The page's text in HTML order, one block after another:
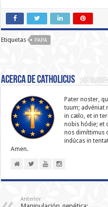
Etiquetas PAPA
Acerca de catholicus
Pater noster,
tuum; advéniat
in cælo, et in
nobis hódie; et
nos dimíttimus
indúcas in
Amen.
Anterior